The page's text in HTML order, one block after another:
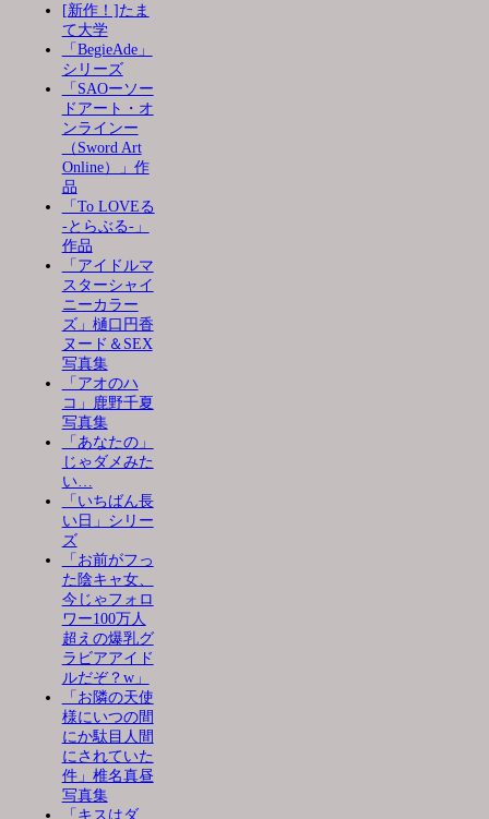
[新作！]たま
て大学
「BegieAde」
シリーズ
「SAOーソー
ドアート・オ
ンラインー
（Sword Art
Online）」作
品
「To LOVEる
-とらぶる-」
作品
「アイドルマ
スターシャイ
ニーカラー
ズ」樋口円香
ヌード＆SEX
写真集
「アオのハ
コ」鹿野千夏
写真集
「あなたの」
じゃダメみた
い…
「いちばん長
い日」シリー
ズ
「お前がフっ
た陰キャ女、
今じゃフォロ
ワー100万人
超えの爆乳グ
ラビアアイド
ルだぞ？w」
「お隣の天使
様にいつの間
にか駄目人間
にされていた
件」椎名真昼
写真集
「キスはダ